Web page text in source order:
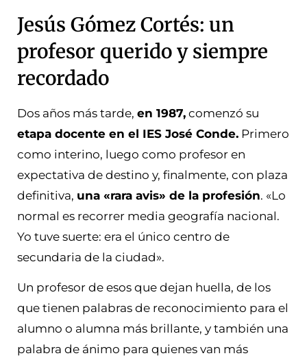
Jesús Gómez Cortés: un
profesor querido y siempre
recordado
Dos años más tarde, en 1987, comenzó su
etapa docente en el IES José Conde. Primero
como interino, luego como profesor en
expectativa de destino y, finalmente, con plaza
definitiva, una «rara avis» de la profesión. «Lo
normal es recorrer media geografía nacional.
Yo tuve suerte: era el único centro de
secundaria de la ciudad».
Un profesor de esos que dejan huella, de los
que tienen palabras de reconocimiento para el
alumno o alumna más brillante, y también una
palabra de ánimo para quienes van más